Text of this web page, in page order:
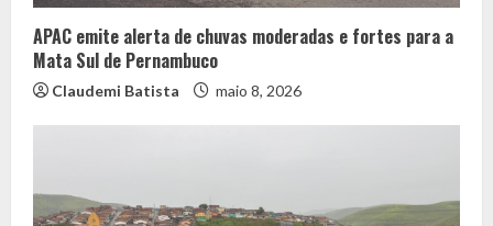
APAC emite alerta de chuvas moderadas e fortes para a
Mata Sul de Pernambuco
Claudemi Batista maio 8, 2026